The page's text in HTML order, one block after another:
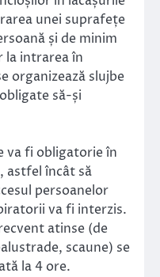
unei suprafețe
și de minim
la intrarea în
organizează slujbe
să-și
va fi obligatorie în
astfel încât să
persoanelor
va fi interzis.
atinse (de
scaune) se
la 4 ore.